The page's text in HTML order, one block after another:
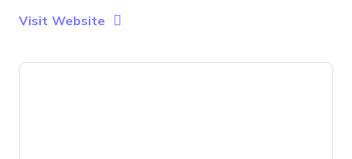
Visit Website Opens New Window